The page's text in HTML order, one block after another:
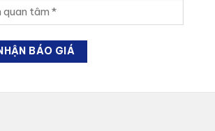
xe
bạn
quan
(Required)